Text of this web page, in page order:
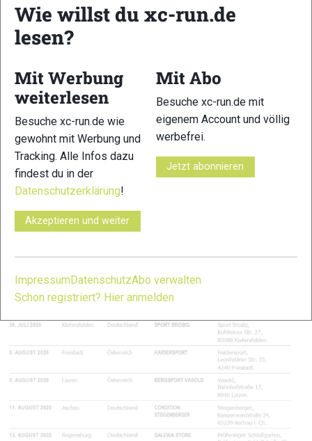
Team der Outdoorphysios am Start
wird das Team derOutdoorphysios ein speziell auf Läufer
ab- gestimmtes Aufwärmprogramm vorstellen und den
Teilnehmern Tipps und Tricks zum Thema Trail Running und
Training verraten, bevor es gemeinsam auf die Trails geht.
Die Teilnehmeranzahl der Laufgruppen ist beschränkt – die
Anmeldung zur Trail2gether Tour ist ab sofort geöffnet. Die
Trail2gether Events starten jeweils um 18 Uhr an den
genannten Treffpunk- ten. Die Termine und Möglichkeit zur
Anmeldung gibt eshier.
2020
Wie willst du xc-run.de
lesen?
Mit Werbung
weiterlesen
Besuche xc-run.de wie
gewohnt mit Werbung und
Tracking. Alle Infos dazu
findest du in der
Datenschutzerklärung!
Akzeptieren und weiter
Mit Abo
Besuche xc-run.de mit
eigenem Account und völlig
werbefrei.
Jetzt abonnieren
Impressum DatenschutzAbo verwalten
Schon registriert? Hier anmelden